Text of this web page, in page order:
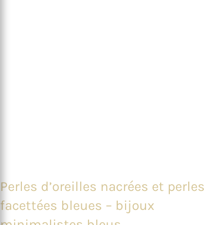
Perles d’oreilles nacrées et perles
facettées bleues – bijoux